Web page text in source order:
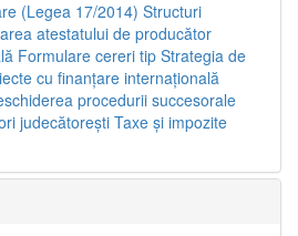
(Legea 17/2014) Structuri
atestatului de producător
Formulare cereri tip Strategia de
cu finanţare internaţională
procedurii succesorale
judecătorești Taxe şi impozite